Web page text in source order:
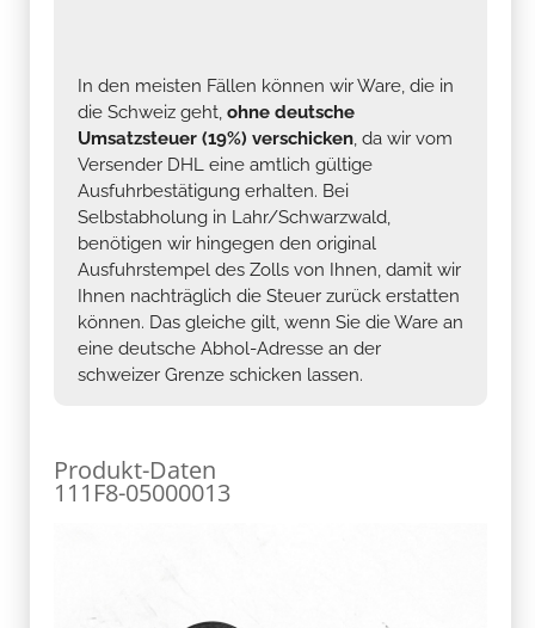
In den meisten Fällen können wir Ware, die in
die Schweiz geht, ohne deutsche
Umsatzsteuer (19%) verschicken, da wir vom
Versender DHL eine amtlich gültige
Ausfuhrbestätigung erhalten. Bei
Selbstabholung in Lahr/Schwarzwald,
benötigen wir hingegen den original
Ausfuhrstempel des Zolls von Ihnen, damit wir
Ihnen nachträglich die Steuer zurück erstatten
können. Das gleiche gilt, wenn Sie die Ware an
eine deutsche Abhol-Adresse an der
schweizer Grenze schicken lassen.
Produkt-Daten
111F8-05000013